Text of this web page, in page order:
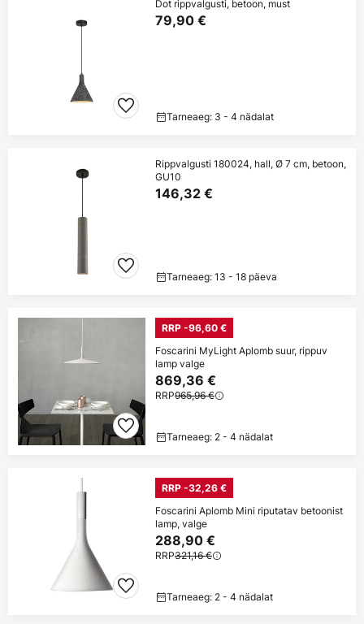
Dot rippvalgusti, betoon, must
79,90 €
Tarneaeg: 3 - 4 nädalat
Rippvalgusti 180024, hall, Ø 7 cm, betoon,
GU10
146,32 €
Tarneaeg: 13 - 18 päeva
RRP -96,60 €
Foscarini MyLight Aplomb suur, rippuv
lamp valge
869,36 €
RRP965,96 €
Tarneaeg: 2 - 4 nädalat
RRP -32,26 €
Foscarini Aplomb Mini riputatav betoonist
lamp, valge
288,90 €
RRP321,16 €
Tarneaeg: 2 - 4 nädalat